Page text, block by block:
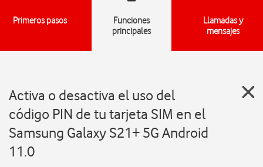
Primeros pasos
Funciones
principales
Llamadas y
mensajes
Activa o desactiva el uso del
código PIN de tu tarjeta SIM en el
Samsung Galaxy S21+ 5G Android
11.0